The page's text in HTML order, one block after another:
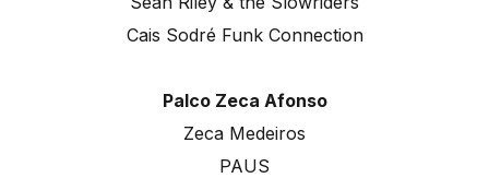
Cais Sodré Funk Connection
Palco Zeca Afonso
Zeca Medeiros
PAUS